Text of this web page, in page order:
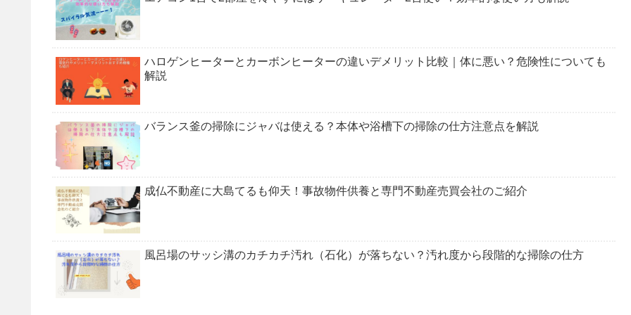
ハロゲンヒーターとカーボンヒーターの違いデメリット比較｜体に悪い？危険性についても
解説
バランス釜の掃除にジャバは使える？本体や浴槽下の掃除の仕方注意点を解説
成仏不動産に大島てるも仰天！事故物件供養と専門不動産売買会社のご紹介
風呂場のサッシ溝のカチカチ汚れ（石化）が落ちない？汚れ度から段階的な掃除の仕方